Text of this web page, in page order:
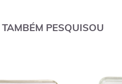
TAMBÉM PESQUISOU